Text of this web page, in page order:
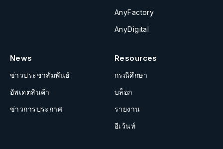
AnyFactory
AnyDigital
News
ข่าวประชาสัมพันธ์
อัพเดตสินค้า
ข่าวการประกาศ
Resources
กรณีศึกษา
บล็อก
รายงาน
อีเว้นท์